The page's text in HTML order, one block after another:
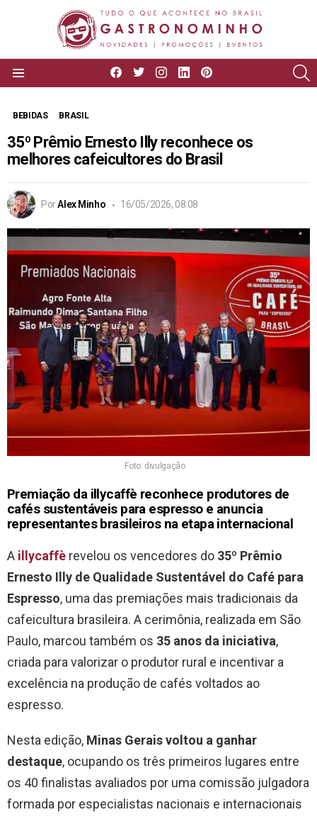
facebooktwitterinstagram
linkedin
BEBIDAS BRASIL
35º Prêmio Ernesto Illy reconhece os
melhores cafeicultores do Brasil
PorAlex Minho 16/05/2026, 08:08
Foto: divulgação
Premiação da illycaffè reconhece produtores de
cafés sustentáveis para espresso e anuncia
representantes brasileiros na etapa internacional
A illycaffè revelou os vencedores do 35º Prêmio
Ernesto Illy de Qualidade Sustentável do Café para
Espresso, uma das premiações mais tradicionais da
cafeicultura brasileira. A cerimônia, realizada em São
Paulo, marcou também os 35 anos da iniciativa,
criada para valorizar o produtor rural e incentivar a
excelência na produção de cafés voltados ao
espresso.
Nesta edição, Minas Gerais voltou a ganhar
destaque, ocupando os três primeiros lugares entre
os 40 finalistas avaliados por uma comissão julgadora
formada por especialistas nacionais e internacionais